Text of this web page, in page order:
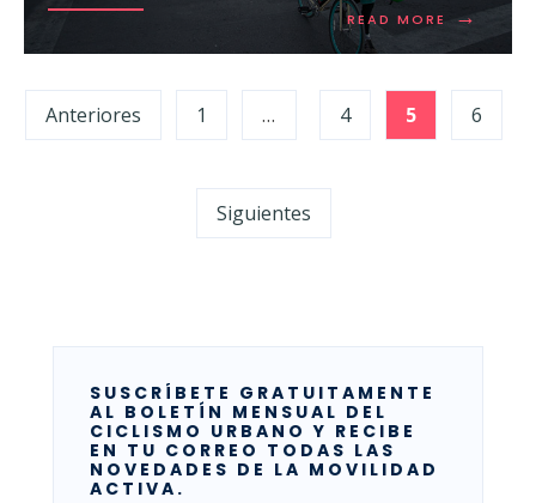
READ MORE →
Anteriores 1 … 4 5 6
Siguientes
SUSCRÍBETE GRATUITAMENTE
AL BOLETÍN MENSUAL DEL
CICLISMO URBANO Y RECIBE
EN TU CORREO TODAS LAS
NOVEDADES DE LA MOVILIDAD
ACTIVA.